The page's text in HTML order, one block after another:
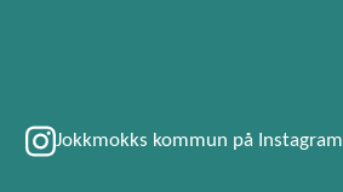
Jokkmokks kommun på Instagram